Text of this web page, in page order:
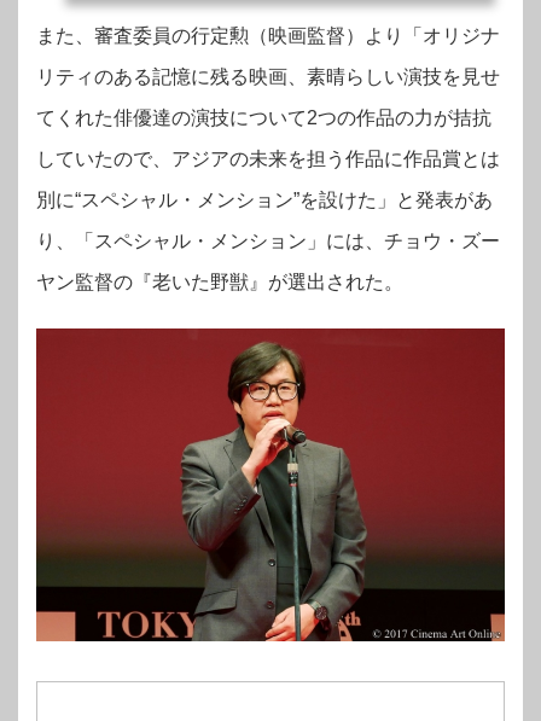
祝）、第30回東京国際映画祭（TIFF）の
授賞式が東京・EXシアター六本木にて開
『僕の帰る場所』（英題：Passage of Lif
も優れた作品に与えられる“作品賞”、そし
される監督に贈られる“国際交流基金アジ
また、 審査委員の行定勲（映画監督）より「オリジナ
リティのある記憶に残る映画、素晴らしい演技を見せ
てくれた俳優達の演技について2つの作品の力が拮抗
していたので、アジアの未来を担う作品に作品賞とは
別に“スペシャル・メンション”を設けた」と発表があ
り、「スペシャル・メンション」には、チョウ・ズー
ヤン監督の『老いた野獣』が選出された。